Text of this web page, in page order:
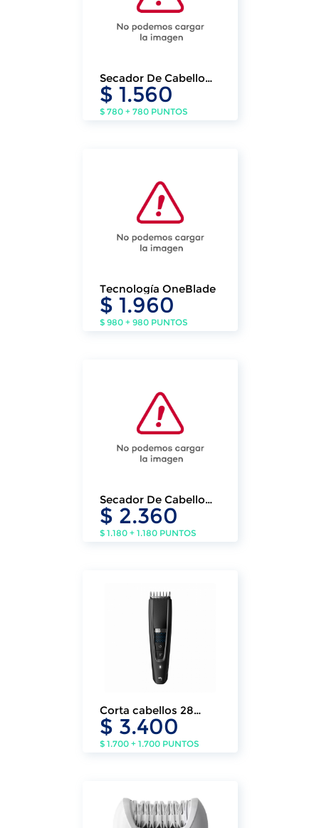
Secador De Cabello
Plegrable Klasse 1200w 2
Vel Ks3205
$ 1.560
$ 780 + 780 PUNTOS
Tecnología OneBlade
$ 1.960
$ 980 + 980 PUNTOS
Secador De Cabello
Klasse 2100w Con
Boquilla Y Difusor 2 Vel
$ 2.360
$ 1.180 + 1.180 PUNTOS
Corta cabellos 28
posiciones Philips
$ 3.400
$ 1.700 + 1.700 PUNTOS